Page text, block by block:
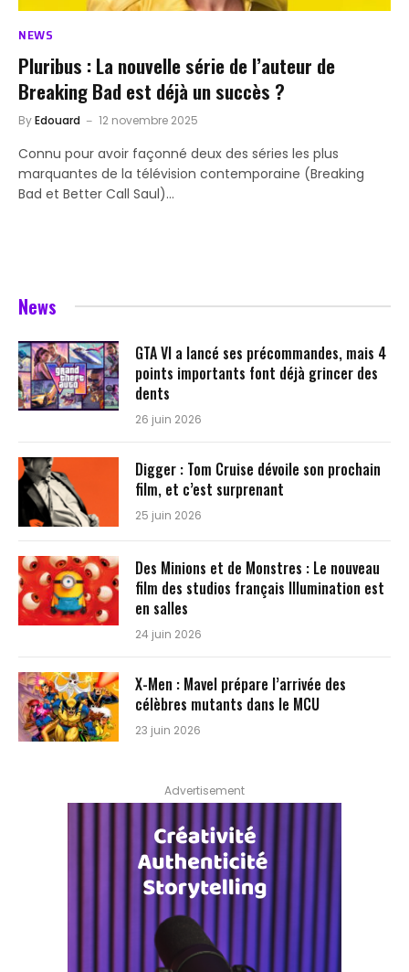
NEWS
Pluribus : La nouvelle série de l’auteur de
Breaking Bad est déjà un succès ?
ByEdouard 12 novembre 2025
Connu pour avoir façonné deux des séries les plus
marquantes de la télévision contemporaine (Breaking
Bad et Better Call Saul)…
News
GTA VI a lancé ses précommandes, mais 4
points importants font déjà grincer des
dents
26 juin 2026
Digger : Tom Cruise dévoile son prochain
film, et c’est surprenant
25 juin 2026
Des Minions et de Monstres : Le nouveau
film des studios français Illumination est
en salles
24 juin 2026
X-Men : Mavel prépare l’arrivée des
célèbres mutants dans le MCU
23 juin 2026
Advertisement